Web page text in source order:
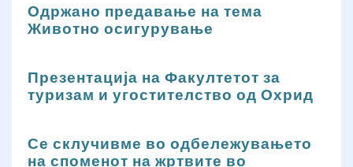
Одржано предавање на тема
Животно осигурување
Презентација на Факултетот за
туризам и угостителство од Охрид
Се склучивме во одбележувањето
на споменот на жртвите во